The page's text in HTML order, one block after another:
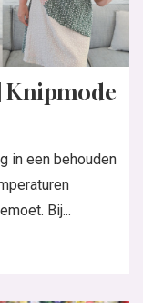
Knipmode
in een behouden
Bij...